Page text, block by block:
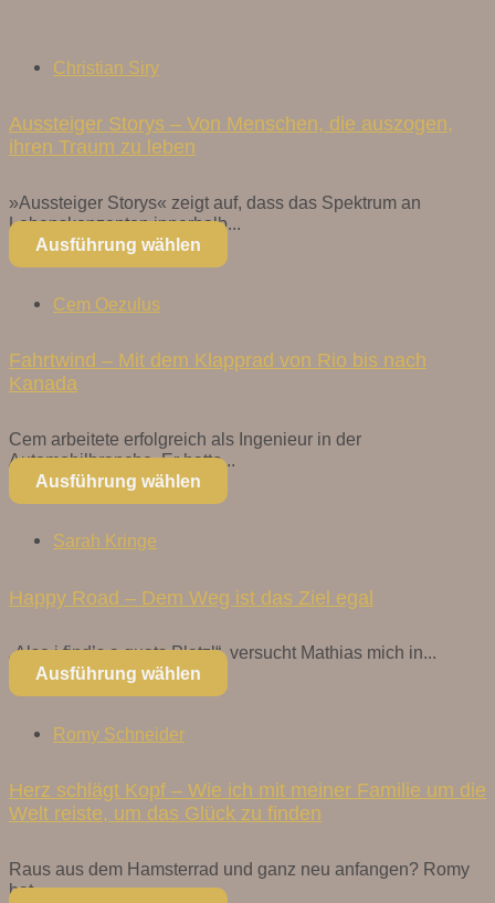
Christian Siry
Aussteiger Storys – Von Menschen, die auszogen,
ihren Traum zu leben
»Aussteiger Storys« zeigt auf, dass das Spektrum an
Lebenskonzepten innerhalb...
Ausführung wählen
Cem Oezulus
Fahrtwind – Mit dem Klapprad von Rio bis nach
Kanada
Cem arbeitete erfolgreich als Ingenieur in der
Automobilbranche. Er hatte...
Ausführung wählen
Sarah Kringe
Happy Road – Dem Weg ist das Ziel egal
„Also i find’s a guats Platzl“, versucht Mathias mich in...
Ausführung wählen
Romy Schneider
Herz schlägt Kopf – Wie ich mit meiner Familie um die
Welt reiste, um das Glück zu finden
Raus aus dem Hamsterrad und ganz neu anfangen? Romy
hat...